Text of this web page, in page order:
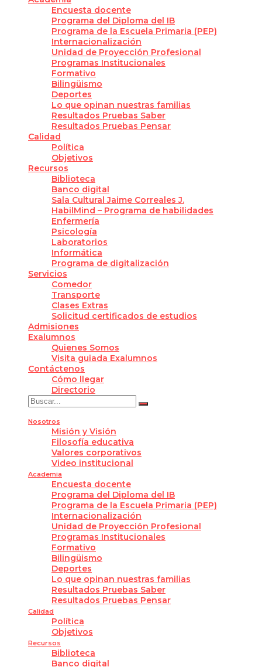
Encuesta docente
Programa del Diploma del IB
Programa de la Escuela Primaria (PEP)
Internacionalización
Unidad de Proyección Profesional
Programas Institucionales
Formativo
Bilingüismo
Deportes
Lo que opinan nuestras familias
Resultados Pruebas Saber
Resultados Pruebas Pensar
Calidad
Política
Objetivos
Recursos
Biblioteca
Banco digital
Sala Cultural Jaime Correales J.
HabilMind – Programa de habilidades
Enfermería
Psicología
Laboratorios
Informática
Programa de digitalización
Servicios
Comedor
Transporte
Clases Extras
Solicitud certificados de estudios
Admisiones
Exalumnos
Quienes Somos
Visita guiada Exalumnos
Contáctenos
Cómo llegar
Directorio
Nosotros
Misión y Visión
Filosofía educativa
Valores corporativos
Video institucional
Academia
Encuesta docente
Programa del Diploma del IB
Programa de la Escuela Primaria (PEP)
Internacionalización
Unidad de Proyección Profesional
Programas Institucionales
Formativo
Bilingüismo
Deportes
Lo que opinan nuestras familias
Resultados Pruebas Saber
Resultados Pruebas Pensar
Calidad
Política
Objetivos
Recursos
Biblioteca
Banco digital